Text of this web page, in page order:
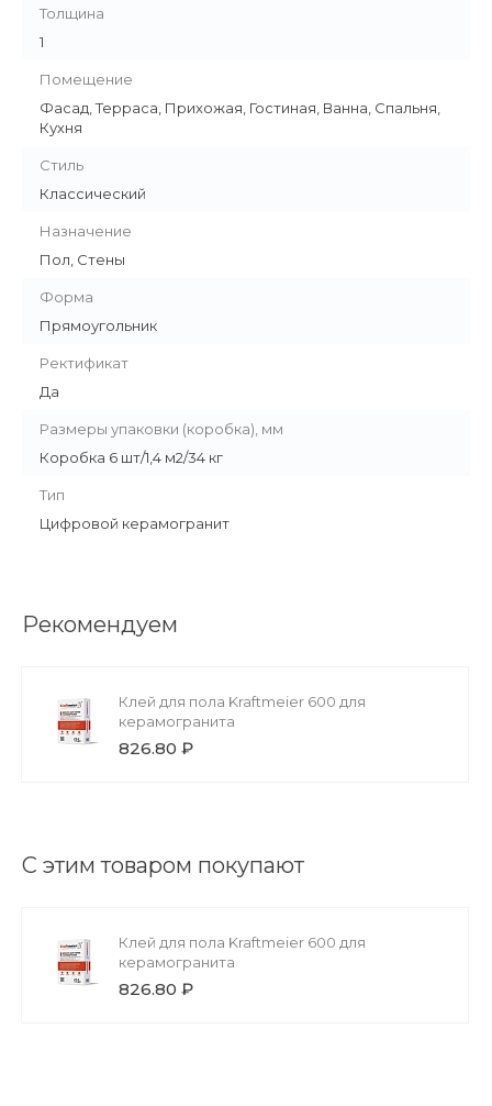
Толщина
1
Помещение
Фасад, Терраса, Прихожая, Гостиная, Ванна, Спальня,
Кухня
Стиль
Классический
Назначение
Пол, Стены
Форма
Прямоугольник
Ректификат
Да
Размеры упаковки (коробка), мм
Коробка 6 шт/1,4 м2/34 кг
Тип
Цифровой керамогранит
Рекомендуем
Клей для пола Kraftmeier 600 для
керамогранита
826.80 ₽
С этим товаром покупают
Клей для пола Kraftmeier 600 для
керамогранита
826.80 ₽